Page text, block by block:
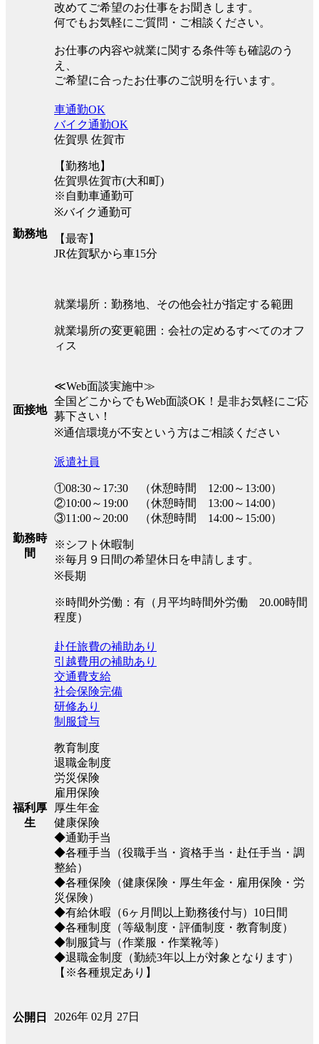
改めてご希望のお仕事をお聞きします。
何でもお気軽にご質問・ご相談ください。
お仕事の内容や就業に関する条件等も確認のう
え、
ご希望に合ったお仕事のご説明を行います。
勤務地
車通勤OK
バイク通勤OK
佐賀県 佐賀市
【勤務地】
佐賀県佐賀市(大和町)
※自動車通勤可
※バイク通勤可
【最寄】
JR佐賀駅から車15分
就業場所：勤務地、その他会社が指定する範囲
就業場所の変更範囲：会社の定めるすべてのオフ
ィス
面接地
≪Web面談実施中≫
全国どこからでもWeb面談OK！是非お気軽にご応
募下さい！
※通信環境が不安という方はご相談ください
勤務時
間
派遣社員
①08:30～17:30 （休憩時間 12:00～13:00）
②10:00～19:00 （休憩時間 13:00～14:00）
③11:00～20:00 （休憩時間 14:00～15:00）
※シフト休暇制
※毎月９日間の希望休日を申請します。
※長期
※時間外労働：有（月平均時間外労働 20.00時間
程度）
福利厚
生
赴任旅費の補助あり
引越費用の補助あり
交通費支給
社会保険完備
研修あり
制服貸与
教育制度
退職金制度
労災保険
雇用保険
厚生年金
健康保険
◆通勤手当
◆各種手当（役職手当・資格手当・赴任手当・調
整給）
◆各種保険（健康保険・厚生年金・雇用保険・労
災保険）
◆有給休暇（6ヶ月間以上勤務後付与）10日間
◆各種制度（等級制度・評価制度・教育制度）
◆制服貸与（作業服・作業靴等）
◆退職金制度（勤続3年以上が対象となります）
【※各種規定あり】
公開日 2026年 02月 27日